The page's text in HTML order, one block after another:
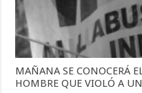
MAÑANA SE CONOCERÁ
HOMBRE QUE VIOLÓ A